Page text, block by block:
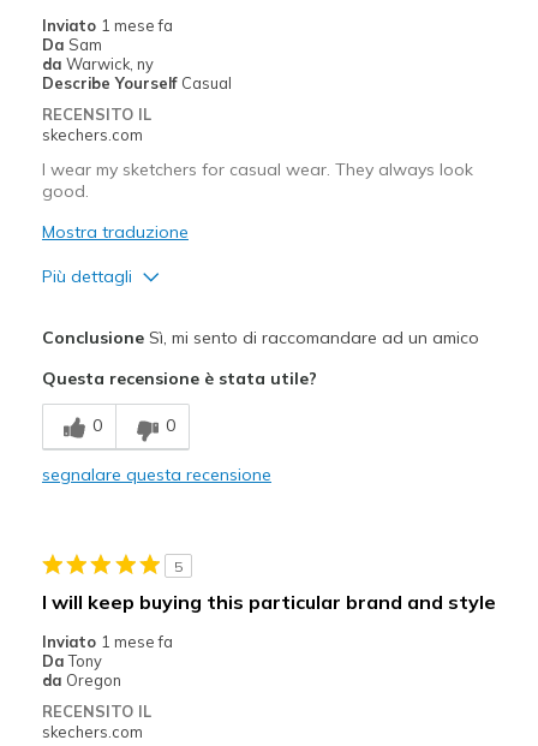
Width
Sizing
Inviato 1 mese fa
Da Sam
da Warwick, ny
Describe Yourself Casual
RECENSITO IL
skechers.com
I wear my sketchers for casual wear. They always look
good.
Mostra traduzione
Più dettagli
Comfortable
Durable
Casual Wear
Travel
Width
ConclusioneSì, mi sento di raccomandare ad un amico
Questa recensione è stata utile?
0 0
segnalare questa recensione
5
I will keep buying this particular brand and style
Inviato 1 mese fa
Da Tony
da Oregon
RECENSITO IL
skechers.com